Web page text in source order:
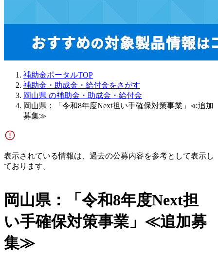
補助金ポータルTOP
補助金・助成金・給付金をさがす
岡山県 の補助金・助成金・給付金
岡山県：「令和8年度Next担い手確保対策事業」≪追加
募集≫
表示されている情報は、過去の公募内容を参考として表示し
ております。
岡山県：「令和8年度Next担
い手確保対策事業」≪追加募
集≫